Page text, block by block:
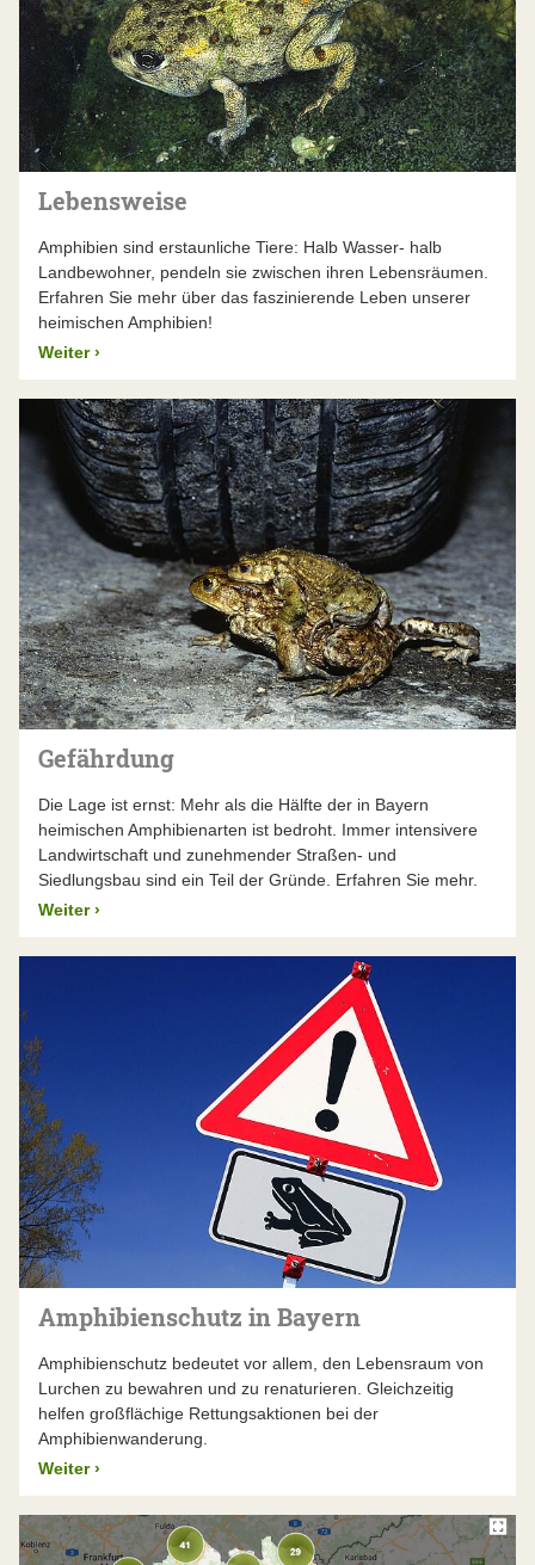
Lebensweise
Amphibien sind erstaunliche Tiere: Halb Wasser- halb
Landbewohner, pendeln sie zwischen ihren Lebensräumen.
Erfahren Sie mehr über das faszinierende Leben unserer
heimischen Amphibien!
Weiter ›
Gefährdung
Die Lage ist ernst: Mehr als die Hälfte der in Bayern
heimischen Amphibienarten ist bedroht. Immer intensivere
Landwirtschaft und zunehmender Straßen- und
Siedlungsbau sind ein Teil der Gründe. Erfahren Sie mehr.
Weiter ›
Amphibienschutz in Bayern
Amphibienschutz bedeutet vor allem, den Lebensraum von
Lurchen zu bewahren und zu renaturieren. Gleichzeitig
helfen großflächige Rettungsaktionen bei der
Amphibienwanderung.
Weiter ›